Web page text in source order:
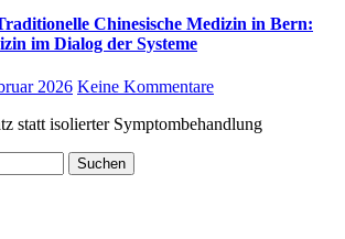
Chinesische Medizin in Bern:
im Dialog der Systeme
2026 Keine Kommentare
statt isolierter Symptombehandlung